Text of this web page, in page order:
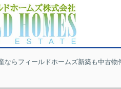
ならフィールドホームズ新築も中古物